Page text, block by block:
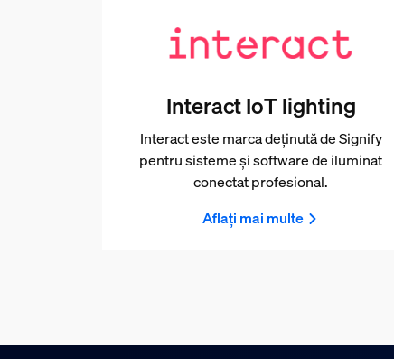
Interact IoT lighting
Interact este marca deținută de Signify
pentru sisteme și software de iluminat
conectat profesional.
Aflați mai multe